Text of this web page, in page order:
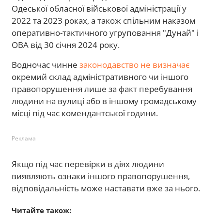
Одеської обласної військової адміністрації у
2022 та 2023 роках, а також спільним наказом
оперативно-тактичного угруповання "Дунай" і
ОВА від 30 січня 2024 року.
Водночас чинне законодавство не визначає
окремий склад адміністративного чи іншого
правопорушення лише за факт перебування
людини на вулиці або в іншому громадському
місці під час комендантської години.
Реклама
Якщо під час перевірки в діях людини
виявляють ознаки іншого правопорушення,
відповідальність може наставати вже за нього.
Читайте також: